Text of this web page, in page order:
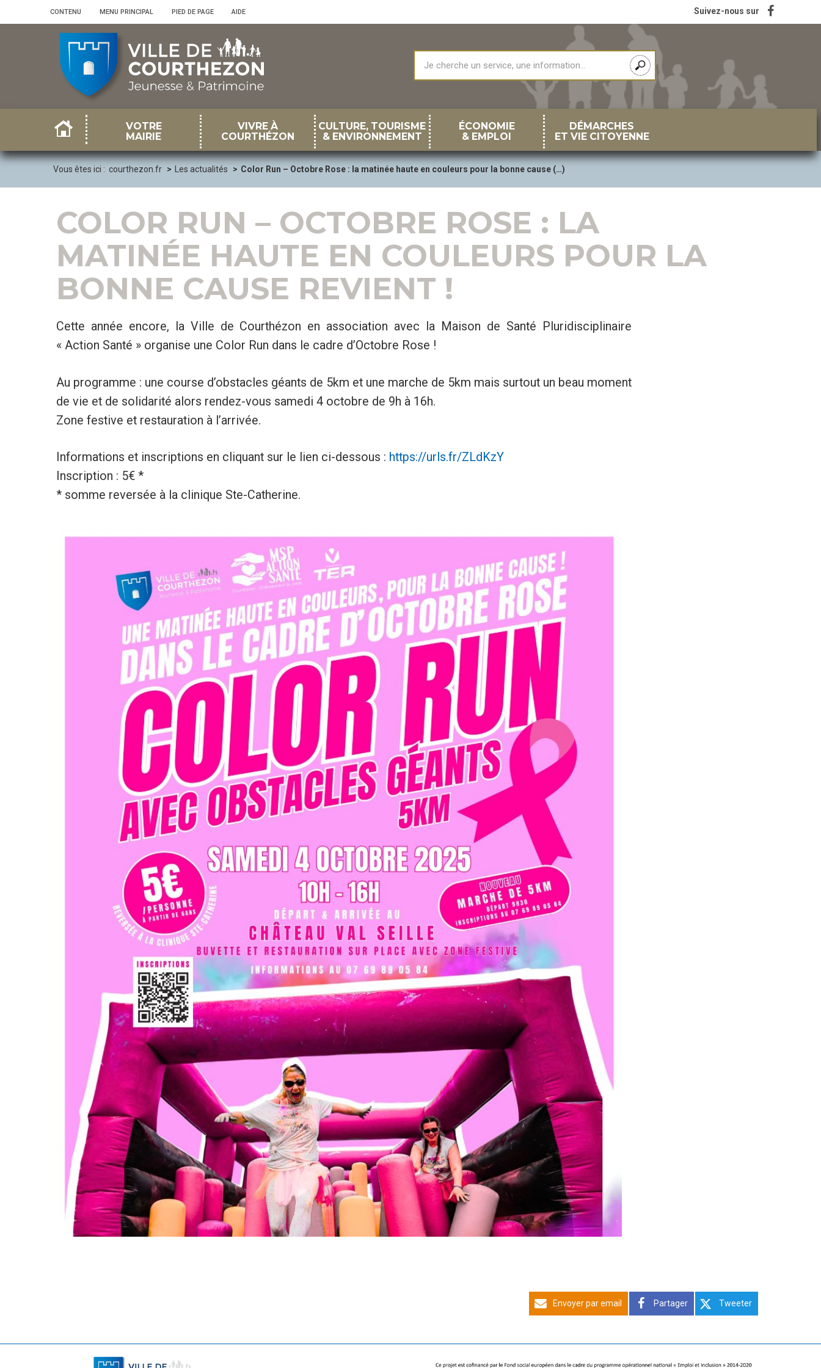
CONTENU MENU PRINCIPAL PIED DE PAGE AIDE
VOTRE
MAIRIE
VIVRE À
COURTHÉZON
CULTURE, TOURISME
& ENVIRONNEMENT
ÉCONOMIE
& EMPLOI
DÉMARCHES
ET VIE CITOYENNE
Suivez-nous sur
Vous êtes ici : courthezon.fr Les actualités Color Run – Octobre Rose : la matinée haute en couleurs pour la bonne cause (…)
COLOR RUN – OCTOBRE ROSE : LA
MATINÉE HAUTE EN COULEURS POUR LA
BONNE CAUSE REVIENT !
Cette année encore, la Ville de Courthézon en association avec la Maison de Santé Pluridisciplinaire
« Action Santé » organise une Color Run dans le cadre d’Octobre Rose !
Au programme : une course d’obstacles géants de 5km et une marche de 5km mais surtout un beau moment
de vie et de solidarité alors rendez-vous samedi 4 octobre de 9h à 16h.
Zone festive et restauration à l’arrivée.
Informations et inscriptions en cliquant sur le lien ci-dessous : https://urls.fr/ZLdKzY
Inscription : 5€ *
* somme reversée à la clinique Ste-Catherine.
Envoyer par email Partager Tweeter